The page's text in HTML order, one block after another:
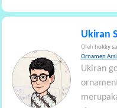
Ukiran
Oleh hokky
Ornamen
Ukiran